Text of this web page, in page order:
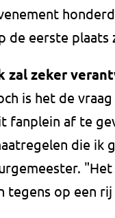
de eerste
zal zeker
is het de
fanplein af te
die ik
tegens op een